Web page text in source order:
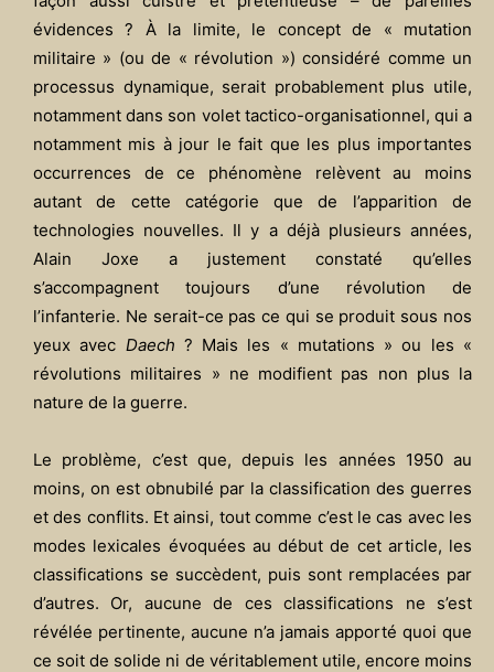
évidences ? À la limite, le concept de « mutation
militaire » (ou de « révolution ») considéré comme un
processus dynamique, serait probablement plus utile,
notamment dans son volet tactico-organisationnel, qui a
notamment mis à jour le fait que les plus importantes
occurrences de ce phénomène relèvent au moins
autant de cette catégorie que de l’apparition de
technologies nouvelles. Il y a déjà plusieurs années,
Alain Joxe a justement constaté qu’elles
s’accompagnent toujours d’une révolution de
l’infanterie. Ne serait-ce pas ce qui se produit sous nos
yeux avec Daech ? Mais les « mutations » ou les «
révolutions militaires » ne modifient pas non plus la
nature de la guerre.
Le problème, c’est que, depuis les années 1950 au
moins, on est obnubilé par la classification des guerres
et des conflits. Et ainsi, tout comme c’est le cas avec les
modes lexicales évoquées au début de cet article, les
classifications se succèdent, puis sont remplacées par
d’autres. Or, aucune de ces classifications ne s’est
révélée pertinente, aucune n’a jamais apporté quoi que
ce soit de solide ni de véritablement utile, encore moins